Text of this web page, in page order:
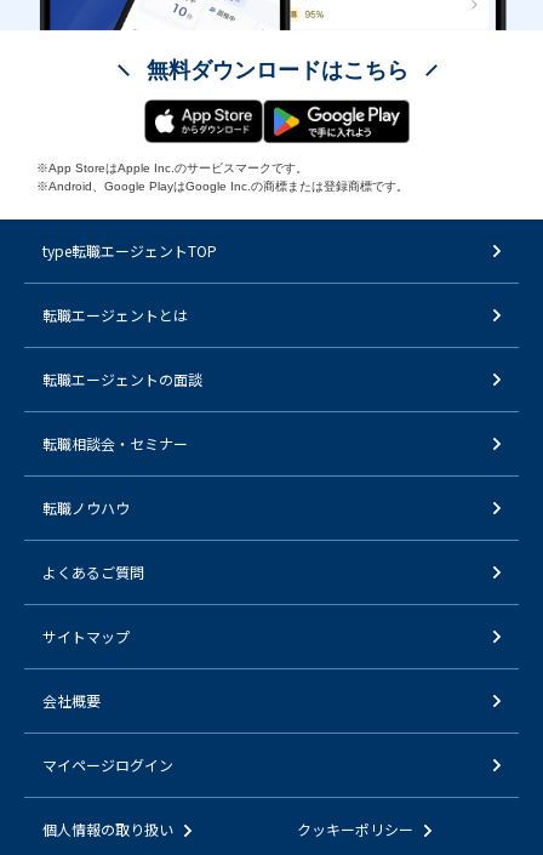
無料ダウンロードはこちら
※App StoreはApple Inc.のサービスマークです。
※Android、Google PlayはGoogle Inc.の商標または登録商標です。
type転職エージェントTOP
転職エージェントとは
転職エージェントの面談
転職相談会・セミナー
転職ノウハウ
よくあるご質問
サイトマップ
会社概要
マイページログイン
個人情報の取り扱い クッキーポリシー